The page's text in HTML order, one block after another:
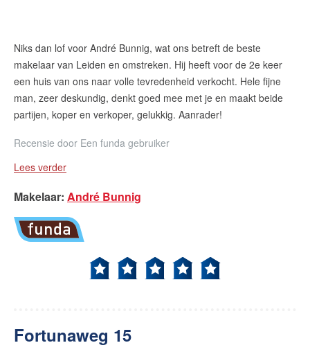
Niks dan lof voor André Bunnig, wat ons betreft de beste
makelaar van Leiden en omstreken. Hij heeft voor de 2e keer
een huis van ons naar volle tevredenheid verkocht. Hele fijne
man, zeer deskundig, denkt goed mee met je en maakt beide
partijen, koper en verkoper, gelukkig. Aanrader!
Recensie door Een funda gebruiker
Lees verder
Makelaar: André Bunnig
Fortunaweg 15